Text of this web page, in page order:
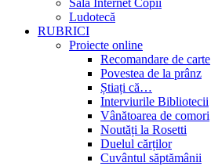
Ludotecă
RUBRICI
Proiecte online
Recomandare de carte
Povestea de la prânz
Știați că…
Interviurile Bibliotecii
Vânătoarea de comori
Noutăți la Rosetti
Duelul cărților
Cuvântul săptămânii